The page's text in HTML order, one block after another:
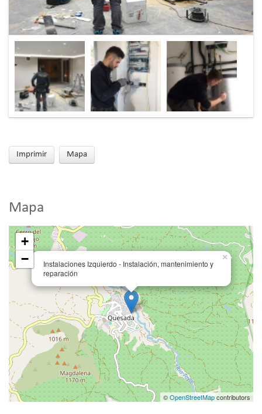
Imprimir Mapa
Mapa
Instalaciones Izquierdo - Instalación, mantenimiento y
reparación
×
+
−
©OpenStreetMapcontributors